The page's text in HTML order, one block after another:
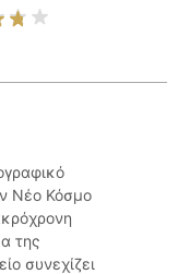
Νέο Κόσμο
της
συνεχίζει